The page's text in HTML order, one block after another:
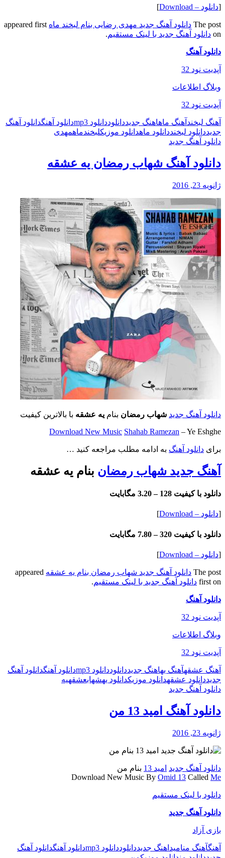
[دانلود – Download ]
The post دانلود آهنگ جدید مهدی رضایی بنام لبخند ماه appeared first
on دانلود آهنگ جدید با لینک مستقیم.
دانلود آهنگ
آپدیت نود 32
وبلاگ اطلاعات
آپدیت نود 32
آهنگ لبخند آهنگ ماهاهنگ جدیددانلوددانلود mp3 دانلود آهنگدانلود آهنگ
جدیددانلود لبخنددانلود ماهدانلود موزیکلبخندماهمهدی
دانلود آهنگ جدید
دانلود آهنگ شهاب رمضان یه عشقه
ژانویه 23, 2016
دانلود آهنگ جدید شهاب رمضان بنام یه عشقه با بالاترین کیفیت
Download New Music Shahab Ramezan – Ye Eshghe
برای دانلود آهنگ به ادامه مطلب مراجعه کنید …
آهنگ جدید شهاب رمضان بنام یه عشقه
دانلود با کیفیت 128 – 3.20 مگابایت
[دانلود – Download ]
دانلود با کیفیت 320 – 7.80 مگابایت
[دانلود – Download ]
The post دانلود آهنگ جدید شهاب رمضان بنام یه عشقه appeared
first on دانلود آهنگ جدید با لینک مستقیم.
دانلود آهنگ
آپدیت نود 32
وبلاگ اطلاعات
آپدیت نود 32
آهنگ عشقهآهنگ یهاهنگ جدیددانلوددانلود mp3 دانلود آهنگدانلود آهنگ
جدیددانلود عشقهدانلود موزیکدانلود یهشهابعشقهیه
دانلود آهنگ جدید
دانلود آهنگ امید 13 من
ژانویه 23, 2016
دانلود آهنگ جدید امید 13
بنام من
Download New Music By Omid 13 Called Me
دانلود با لینک مستقیم
دانلود آهنگ جدید
بازی آزاد
آهنگآهنگ منامید اهنگ جدیددانلوددانلود mp3 دانلود آهنگدانلود آهنگ